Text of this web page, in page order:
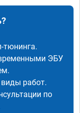
тюнинга.
ЭБУ
работ.
по